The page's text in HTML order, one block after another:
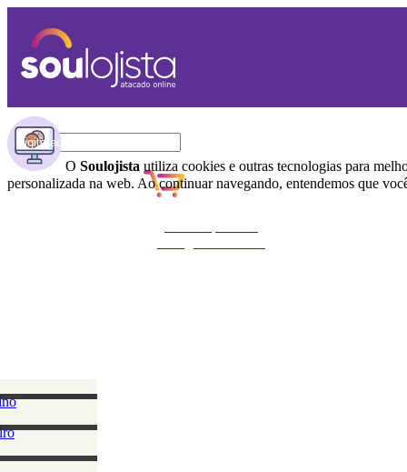
O Soulojista utiliza cookies e outras tecnologias para
personalizada na web. Ao continuar navegando, entendemos que
Acessórios